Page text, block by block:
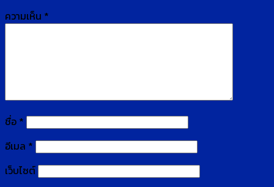
ความเห็น *
ชื่อ *
อีเมล *
เว็บไซต์